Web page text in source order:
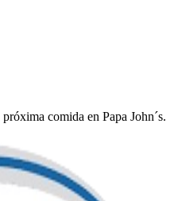
próxima comida en Papa John´s.